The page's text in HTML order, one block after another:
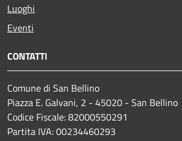
Luoghi
Eventi
CONTATTI
Comune di San Bellino
Piazza E. Galvani, 2 - 45020 - San Bellino
Codice Fiscale: 82000550291
Partita IVA: 00234460293